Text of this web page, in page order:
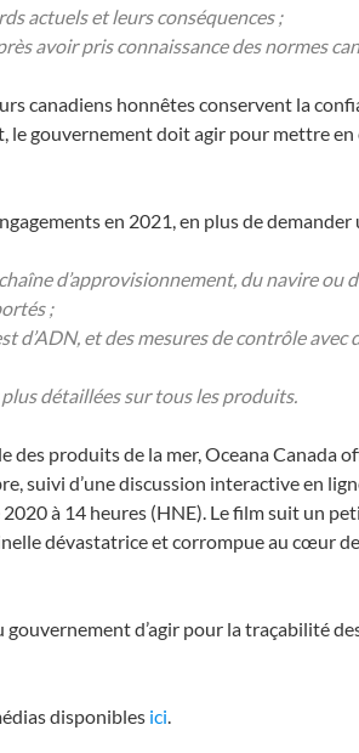
actuels et leurs conséquences ;
avoir pris connaissance des normes
canadiens honnêtes conservent la
le gouvernement doit agir pour mettre
en 2021, en plus de demander
d’approvisionnement, du navire ou
;
et des mesures de contrôle avec
détaillées sur tous les produits.
produits de la mer, Oceana Canada
suivi d’une discussion interactive en
à 14 heures (HNE). Le film suit un
dévastatrice et corrompue au cœur
d’agir pour la traçabilité
disponibles ici.